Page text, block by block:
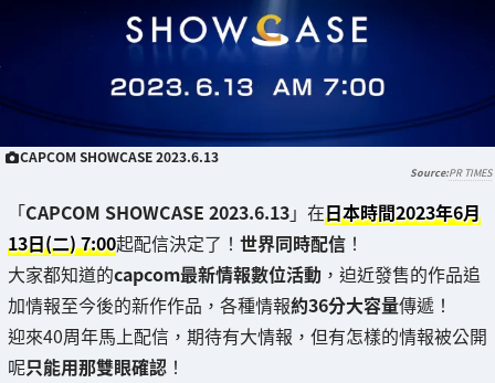
CAPCOM SHOWCASE 2023.6.13
PR TIMES
「CAPCOM SHOWCASE 2023.6.13」在日本時間2023年6月
13日(二) 7:00起配信決定了！ 世界同時配信 ！
大家都知道的capcom最新情報數位活動 ，迫近發售的作品追
加情報至今後的新作作品，各種情報約36分大容量傳遞！
迎來40周年馬上配信，期待有大情報，但有怎樣的情報被公開
呢只能用那雙眼確認 ！